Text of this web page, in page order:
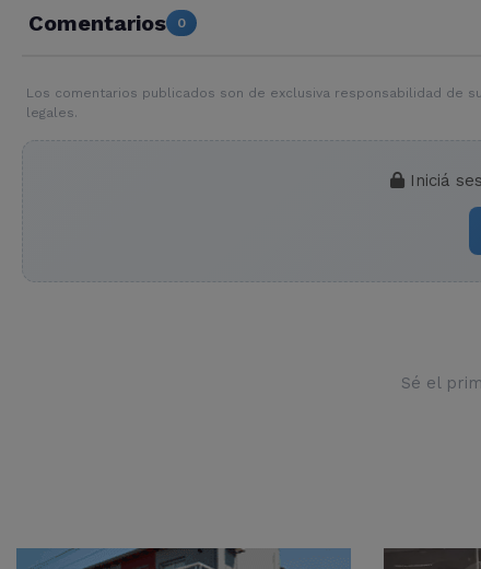
Comentarios 0
Los comentarios publicados son de exclusiva responsabilidad de
legales.
Iniciá
Sé el